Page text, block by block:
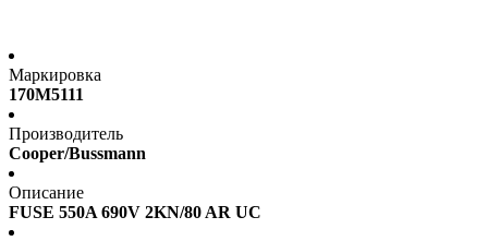
Маркировка
170M5111
Производитель
Cooper/Bussmann
Описание
FUSE 550A 690V 2KN/80 AR UC